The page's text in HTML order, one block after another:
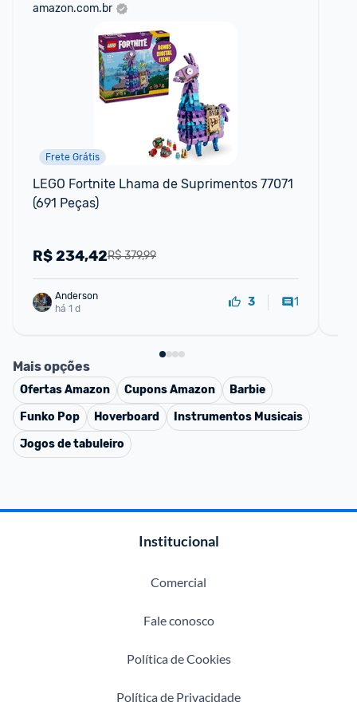
amazon.com.br
Frete Grátis
LEGO Fortnite Lhama de Suprimentos 77071
(691 Peças)
R$ 379,99
R$234,42
Anderson
há 1 d
3 1
Mais opções
OfertasAmazon CuponsAmazon
Barbie
Funko Pop
Hoverboard
Instrumentos Musicais
Jogos de tabuleiro
Institucional
Comercial
Fale conosco
Política de Cookies
Política de Privacidade